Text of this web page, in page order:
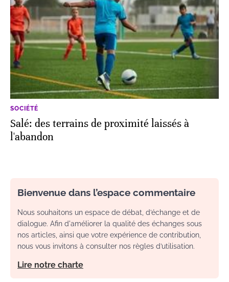
SOCIÉTÉ
Salé: des terrains de proximité laissés à
l'abandon
Bienvenue dans l’espace commentaire
Nous souhaitons un espace de débat, d’échange et de
dialogue. Afin d'améliorer la qualité des échanges sous
nos articles, ainsi que votre expérience de contribution,
nous vous invitons à consulter nos règles d’utilisation.
Lire notre charte